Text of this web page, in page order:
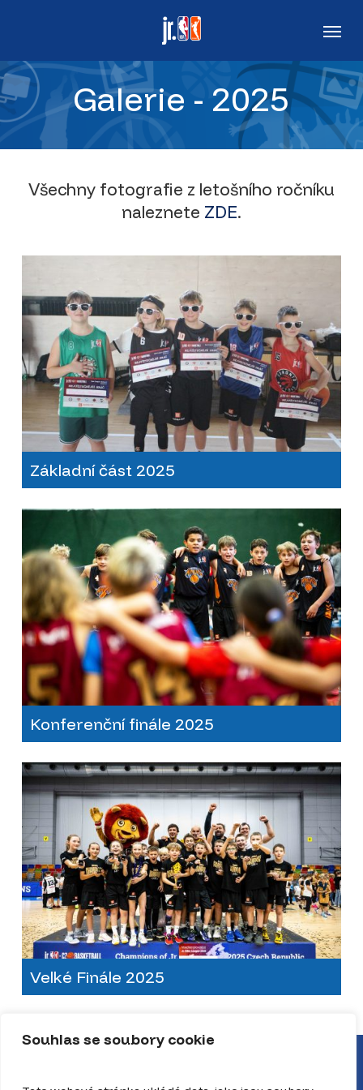
Souhlas se soubory cookie
main
content
Galerie - 2025
Všechny fotografie z letošního ročníku
naleznete ZDE.
Základní část 2025
Konferenční finále 2025
Velké Finále 2025